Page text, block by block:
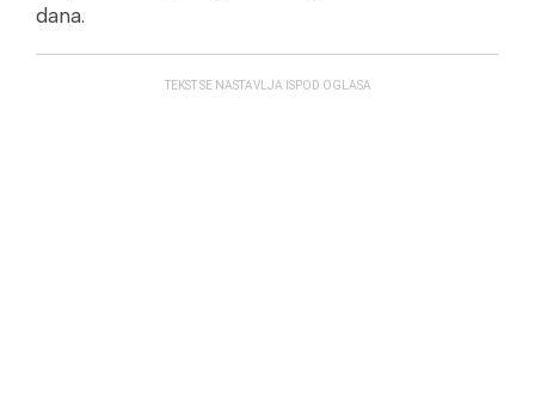
dana.
TEKST SE NASTAVLJA ISPOD OGLASA